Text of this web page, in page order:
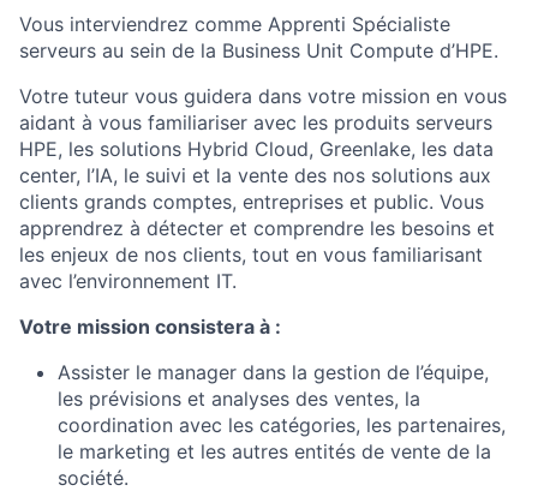
Vous interviendrez comme Apprenti Spécialiste
serveurs au sein de la Business Unit Compute d’HPE.
Votre tuteur vous guidera dans votre mission en vous
aidant à vous familiariser avec les produits serveurs
HPE, les solutions Hybrid Cloud, Greenlake, les data
center, l’IA, le suivi et la vente des nos solutions aux
clients grands comptes, entreprises et public. Vous
apprendrez à détecter et comprendre les besoins et
les enjeux de nos clients, tout en vous familiarisant
avec l’environnement IT.
Votre mission consistera à :
Assister le manager dans la gestion de l’équipe,
les prévisions et analyses des ventes, la
coordination avec les catégories, les partenaires,
le marketing et les autres entités de vente de la
société.